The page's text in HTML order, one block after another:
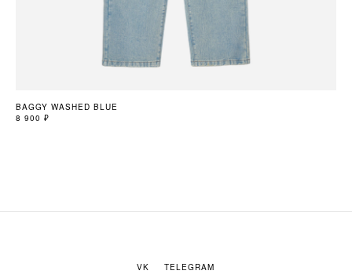
BAGGY WASHED BLUE
8 900 ₽
VK TELEGRAM